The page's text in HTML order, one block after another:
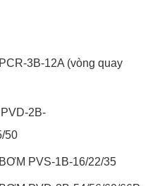
3B-12A (vòng quay
2B-
50
PVS-1B-16/22/35